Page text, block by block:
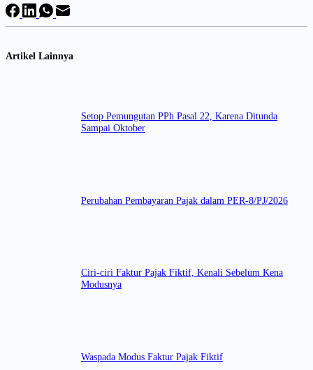
Artikel Lainnya
Setop Pemungutan PPh Pasal 22, Karena Ditunda
Sampai Oktober
Perubahan Pembayaran Pajak dalam PER-8/PJ/2026
Ciri-ciri Faktur Pajak Fiktif, Kenali Sebelum Kena
Modusnya
Waspada Modus Faktur Pajak Fiktif